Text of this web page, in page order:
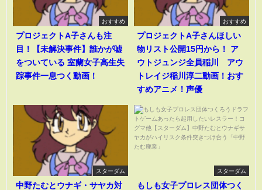
おすすめ
プロジェクトA子さんも注
目！【未解決事件】誰かが嘘
をついている 室蘭女子高生失
踪事件一息つく動画！
おすすめ
プロジェクトA子さんほしい
物リスト公開15円から！ ア
ウトジュンジ全員稲川 アウ
トレイジ稲川淳二動画！おす
すめアニメ！声優
スターダム
中野たむとウナギ・サヤカ対
スターダム
もしも女子プロレス団体つく